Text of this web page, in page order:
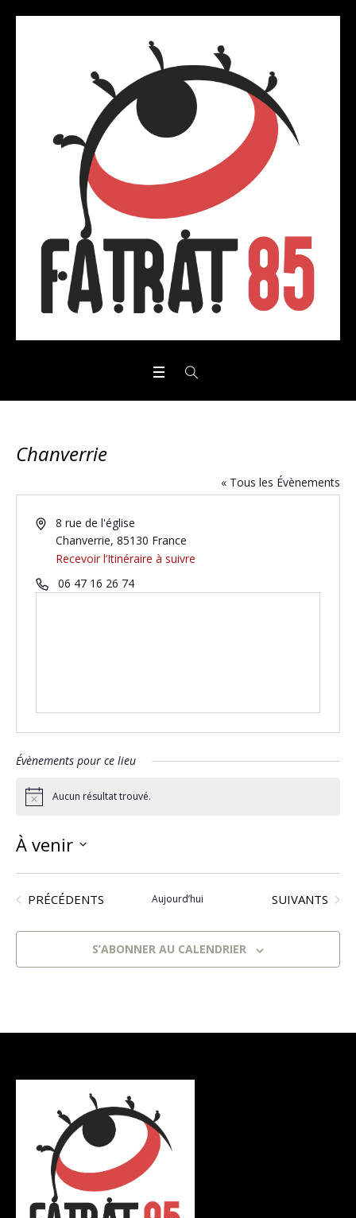
Chanverrie
« Tous les Évènements
Adresse8 rue de l'église
Chanverrie, 85130 France
Recevoir l’Itinéraire à suivre
Téléphone
06 47 16 26 74
Évènements pour ce lieu
NoticeAucun résultat trouvé.
À venir
Sélectionnez
une
date.
ÉVÈNEMENTS
PRÉCÉDENTS Aujourd’hui ÉVÈNEMENTS
SUIVANTS
S’ABONNER AU CALENDRIER